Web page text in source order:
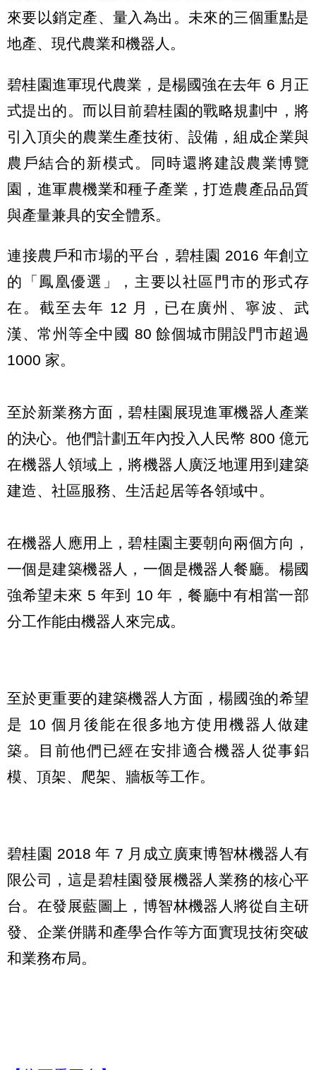
來要以銷定產、量入為出。未來的三個重點是
地產、現代農業和機器人。
碧桂園進軍現代農業，是楊國強在去年 6 月正
式提出的。而以目前碧桂園的戰略規劃中，將
引入頂尖的農業生產技術、設備，組成企業與
農戶結合的新模式。同時還將建設農業博覽
園，進軍農機業和種子產業，打造農產品品質
與產量兼具的安全體系。
連接農戶和市場的平台，碧桂園 2016 年創立
的「鳳凰優選」，主要以社區門市的形式存
在。截至去年 12 月，已在廣州、寧波、武
漢、常州等全中國 80 餘個城市開設門市超過
1000 家。
至於新業務方面，碧桂園展現進軍機器人產業
的決心。他們計劃五年內投入人民幣 800 億元
在機器人領域上，將機器人廣泛地運用到建築
建造、社區服務、生活起居等各領域中。
在機器人應用上，碧桂園主要朝向兩個方向，
一個是建築機器人，一個是機器人餐廳。楊國
強希望未來 5 年到 10 年，餐廳中有相當一部
分工作能由機器人來完成。
至於更重要的建築機器人方面，楊國強的希望
是 10 個月後能在很多地方使用機器人做建
築。目前他們已經在安排適合機器人從事鋁
模、頂架、爬架、牆板等工作。
碧桂園 2018 年 7 月成立廣東博智林機器人有
限公司，這是碧桂園發展機器人業務的核心平
台。在發展藍圖上，博智林機器人將從自主研
發、企業併購和產學合作等方面實現技術突破
和業務布局。